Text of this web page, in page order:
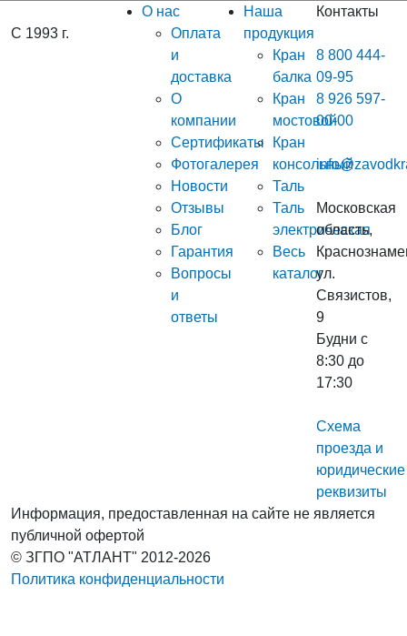
С 1993 г.
О нас
Оплата
и
доставка
О
компании
Сертификаты
Фотогалерея
Новости
Отзывы
Блог
Гарантия
Вопросы
и
ответы
Наша
продукция
Кран
балка
Кран
мостовой
Кран
консольный
Таль
Таль
электрическая
Весь
каталог
Контакты
8 800 444-
09-95
8 926 597-
00-00
Московская
область,
ул.
Связистов,
9
Будни с
8:30 до
17:30
Схема
проезда и
юридические
реквизиты
Информация, предоставленная на сайте не является
публичной офертой
© ЗГПО "АТЛАНТ" 2012-2026
Политика конфиденциальности